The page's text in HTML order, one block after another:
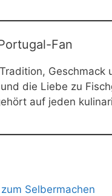
Fan
die Liebe zu
auf jeden
Selbermachen